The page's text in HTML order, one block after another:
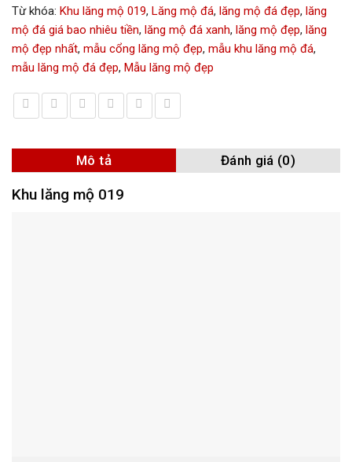
Từ khóa: Khu lăng mộ 019, Lăng mộ đá, lăng mộ đá đẹp, lăng
mộ đá giá bao nhiêu tiền, lăng mộ đá xanh, lăng mộ đẹp, lăng
mộ đẹp nhất, mẫu cổng lăng mộ đẹp, mẫu khu lăng mộ đá,
mẫu lăng mộ đá đẹp, Mẫu lăng mộ đẹp
Mô tả Đánh giá (0)
Khu lăng mộ 019